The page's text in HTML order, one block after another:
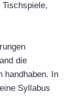
die
handhaben. In
Syllabus